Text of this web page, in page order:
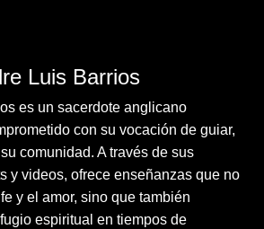
Luis Barrios
es un sacerdote anglicano
con su vocación de guiar,
comunidad. A través de sus
y videos, ofrece enseñanzas que no
y el amor, sino que también
espiritual en tiempos de